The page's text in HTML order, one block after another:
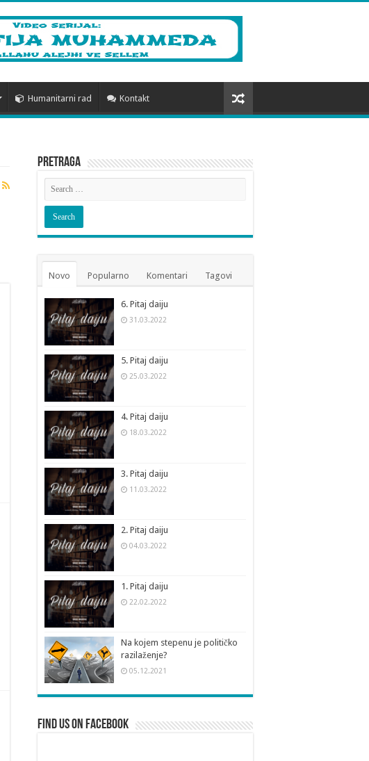
Humanitarni rad Kontakt
Pretraga
Novo Popularno Komentari Tagovi
6. Pitaj daiju
31.03.2022
5. Pitaj daiju
25.03.2022
4. Pitaj daiju
18.03.2022
3. Pitaj daiju
11.03.2022
2. Pitaj daiju
04.03.2022
1. Pitaj daiju
22.02.2022
Na kojem stepenu je političko
razilaženje?
05.12.2021
Find us on Facebook